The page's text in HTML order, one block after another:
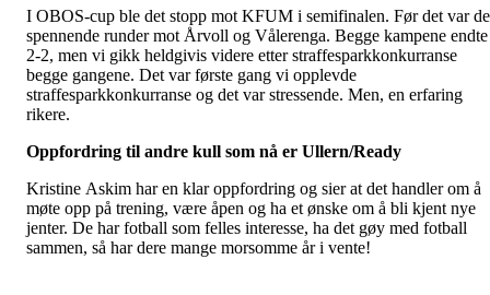
I OBOS-cup ble det stopp mot KFUM i semifinalen. Før det var
spennende runder mot Årvoll og Vålerenga. Begge kampene endte
2-2, men vi gikk heldgivis videre etter straffesparkkonkurranse
begge gangene. Det var første gang vi opplevde
straffesparkkonkurranse og det var stressende. Men, en erfaring
rikere.
Oppfordring til andre kull som nå er Ullern/Ready
Kristine Askim har en klar oppfordring og sier at det handler om å
møte opp på trening, være åpen og ha et ønske om å bli kjent nye
jenter. De har fotball som felles interesse, ha det gøy med fotball
sammen, så har dere mange morsomme år i vente!